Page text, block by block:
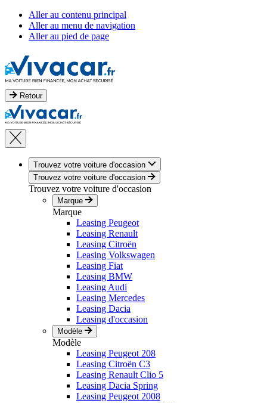
Aller au contenu principal
Aller au menu de navigation
Aller au pied de page
Retour
Trouvez votre voiture d'occasion
Trouvez votre voiture d'occasion
Trouvez votre voiture d'occasion
Marque
Marque
Leasing Peugeot
Leasing Renault
Leasing Citroën
Leasing Volkswagen
Leasing Fiat
Leasing BMW
Leasing Audi
Leasing Mercedes
Leasing Dacia
Leasing d'occasion
Modèle
Modèle
Leasing Peugeot 208
Leasing Citroën C3
Leasing Renault Clio 5
Leasing Dacia Spring
Leasing Peugeot 2008